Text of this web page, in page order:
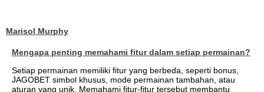
Marisol Murphy
Mengapa penting memahami fitur dalam setiap permainan?
Setiap permainan memiliki fitur yang berbeda, seperti bonus,
JAGOBET simbol khusus, mode permainan tambahan, atau
aturan yang unik. Memahami fitur-fitur tersebut membantu